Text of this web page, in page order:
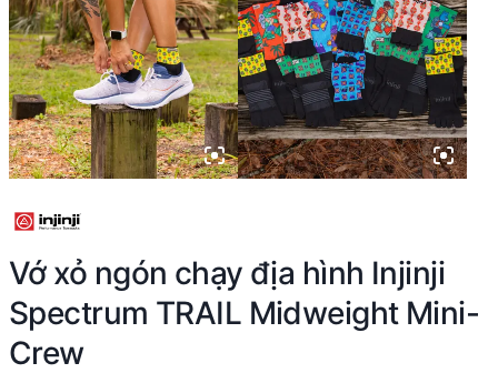
Vớ xỏ ngón chạy địa hình Injinji
Spectrum TRAIL Midweight Mini-
Crew